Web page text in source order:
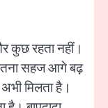
कुछ रहता नहीं।
उतना सहज आगे बढ़
मिलता है।